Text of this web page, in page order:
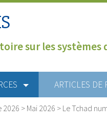
sur les
ARTICLES DE
2026 > Mai 2026 > Le Tchad